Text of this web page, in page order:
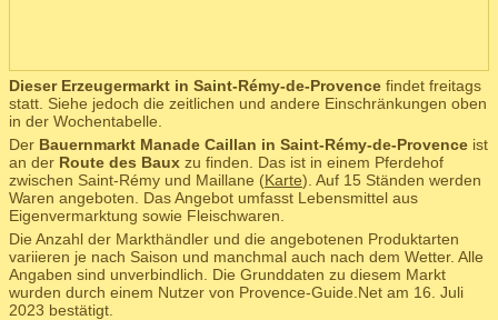
Dieser Erzeugermarkt in Saint-Rémy-de-Provence findet freitags
statt. Siehe jedoch die zeitlichen und andere Einschränkungen oben
in der Wochentabelle.
Der Bauernmarkt Manade Caillan in Saint-Rémy-de-Provence ist
an der Route des Baux zu finden. Das ist in einem Pferdehof
zwischen Saint-Rémy und Maillane (Karte). Auf 15 Ständen werden
Waren angeboten. Das Angebot umfasst Lebensmittel aus
Eigenvermarktung sowie Fleischwaren.
Die Anzahl der Markthändler und die angebotenen Produktarten
variieren je nach Saison und manchmal auch nach dem Wetter. Alle
Angaben sind unverbindlich. Die Grunddaten zu diesem Markt
wurden durch einem Nutzer von Provence-Guide.Net am 16. Juli
2023 bestätigt.